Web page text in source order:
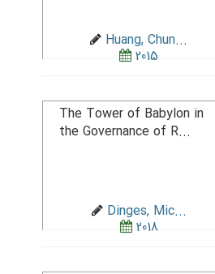
Huang, Chun...
2015
The Tower of Babylon in
the Governance of R...
Dinges, Mic...
2018